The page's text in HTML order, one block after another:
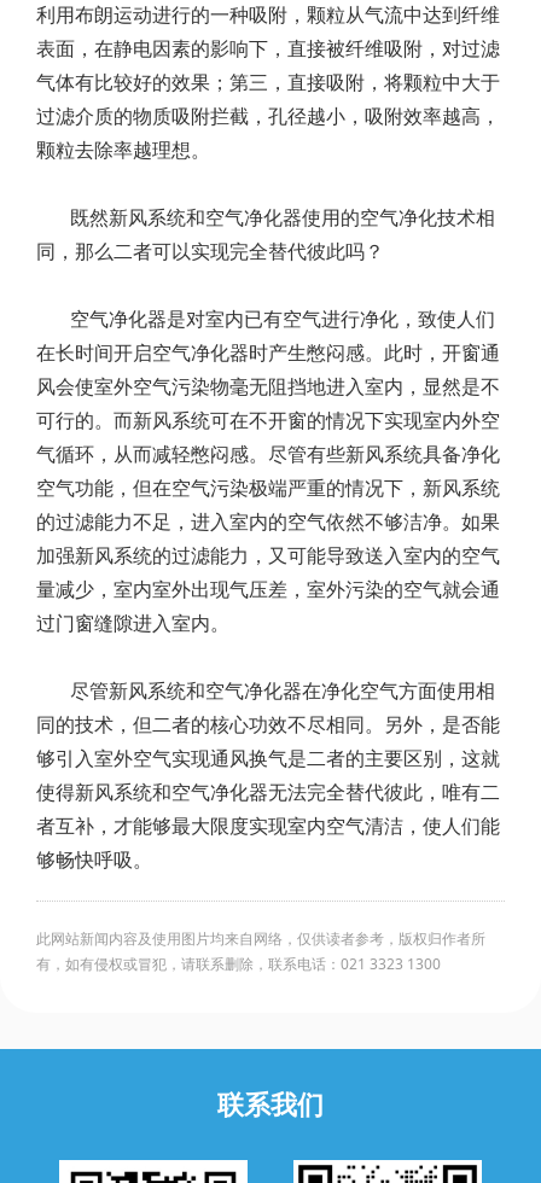
利用布朗运动进行的一种吸附，颗粒从气流中达到纤维
表面，在静电因素的影响下，直接被纤维吸附，对过滤
气体有比较好的效果；第三，直接吸附，将颗粒中大于
过滤介质的物质吸附拦截，孔径越小，吸附效率越高，
颗粒去除率越理想。
既然新风系统和空气净化器使用的空气净化技术相
同，那么二者可以实现完全替代彼此吗？
空气净化器是对室内已有空气进行净化，致使人们
在长时间开启空气净化器时产生憋闷感。此时，开窗通
风会使室外空气污染物毫无阻挡地进入室内，显然是不
可行的。而新风系统可在不开窗的情况下实现室内外空
气循环，从而减轻憋闷感。尽管有些新风系统具备净化
空气功能，但在空气污染极端严重的情况下，新风系统
的过滤能力不足，进入室内的空气依然不够洁净。如果
加强新风系统的过滤能力，又可能导致送入室内的空气
量减少，室内室外出现气压差，室外污染的空气就会通
过门窗缝隙进入室内。
尽管新风系统和空气净化器在净化空气方面使用相
同的技术，但二者的核心功效不尽相同。另外，是否能
够引入室外空气实现通风换气是二者的主要区别，这就
使得新风系统和空气净化器无法完全替代彼此，唯有二
者互补，才能够最大限度实现室内空气清洁，使人们能
够畅快呼吸。
此网站新闻内容及使用图片均来自网络，仅供读者参考，版权归作者所
有，如有侵权或冒犯，请联系删除，联系电话：021 3323 1300
联系我们